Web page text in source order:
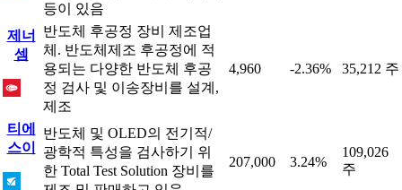
등이 있음
제너
셈
반도체 후공정 장비 제조업
체. 반도체제조 후공정에 적
용되는 다양한 반도체 후공
정 검사 및 이송장비를 설계,
제조
4,960 -2.36% 35,212 주
티에
스이
반도체 및 OLED의 전기적/
광학적 특성을 검사하기 위
한 Total Test Solution 장비를
207,000 3.24%
109,026
주